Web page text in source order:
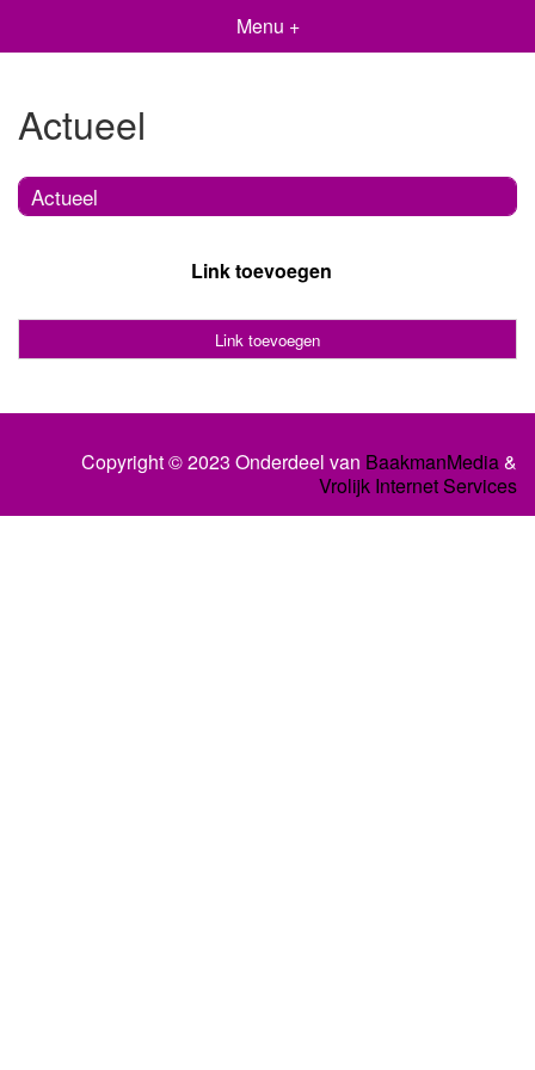
Menu +
Actueel
Actueel
Link toevoegen
Link toevoegen
Copyright © 2023 Onderdeel van BaakmanMedia&
Vrolijk Internet Services